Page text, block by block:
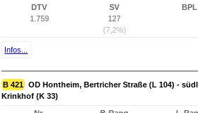
DTV
1.759
SV
127
(7,2%)
BPL
Infos...
B 421 OD Hontheim, Bertricher Straße (L 104) -
Krinkhof (K 33)